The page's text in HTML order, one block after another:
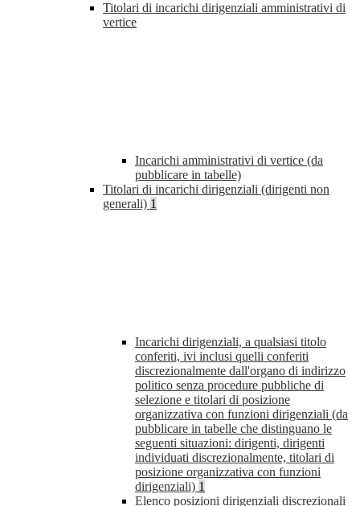
Titolari di incarichi dirigenziali amministrativi di
vertice
Incarichi amministrativi di vertice (da
pubblicare in tabelle)
Titolari di incarichi dirigenziali (dirigenti non
generali) 1
Incarichi dirigenziali, a qualsiasi titolo
conferiti, ivi inclusi quelli conferiti
discrezionalmente dall'organo di indirizzo
politico senza procedure pubbliche di
selezione e titolari di posizione
organizzativa con funzioni dirigenziali (da
pubblicare in tabelle che distinguano le
seguenti situazioni: dirigenti, dirigenti
individuati discrezionalmente, titolari di
posizione organizzativa con funzioni
dirigenziali) 1
Elenco posizioni dirigenziali discrezionali